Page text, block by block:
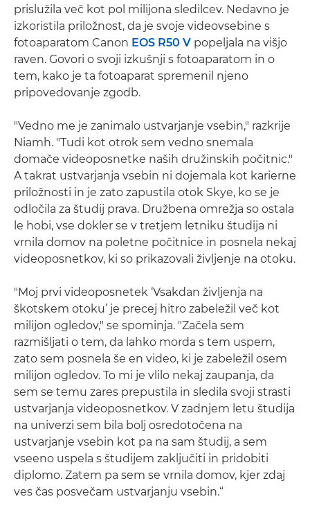
prislužila več kot pol milijona sledilcev. Nedavno je
izkoristila priložnost, da je svoje videovsebine s
fotoaparatom Canon EOS R50 V popeljala na višjo
raven. Govori o svoji izkušnji s fotoaparatom in o
tem, kako je ta fotoaparat spremenil njeno
pripovedovanje zgodb.
"Vedno me je zanimalo ustvarjanje vsebin," razkrije
Niamh. "Tudi kot otrok sem vedno snemala
domače videoposnetke naših družinskih počitnic."
A takrat ustvarjanja vsebin ni dojemala kot karierne
priložnosti in je zato zapustila otok Skye, ko se je
odločila za študij prava. Družbena omrežja so ostala
le hobi, vse dokler se v tretjem letniku študija ni
vrnila domov na poletne počitnice in posnela nekaj
videoposnetkov, ki so prikazovali življenje na otoku.
"Moj prvi videoposnetek ‘Vsakdan življenja na
škotskem otoku’ je precej hitro zabeležil več kot
milijon ogledov," se spominja. "Začela sem
razmišljati o tem, da lahko morda s tem uspem,
zato sem posnela še en video, ki je zabeležil osem
milijon ogledov. To mi je vlilo nekaj zaupanja, da
sem se temu zares prepustila in sledila svoji strasti
ustvarjanja videoposnetkov. V zadnjem letu študija
na univerzi sem bila bolj osredotočena na
ustvarjanje vsebin kot pa na sam študij, a sem
vseeno uspela s študijem zaključiti in pridobiti
diplomo. Zatem pa sem se vrnila domov, kjer zdaj
ves čas posvečam ustvarjanju vsebin.“